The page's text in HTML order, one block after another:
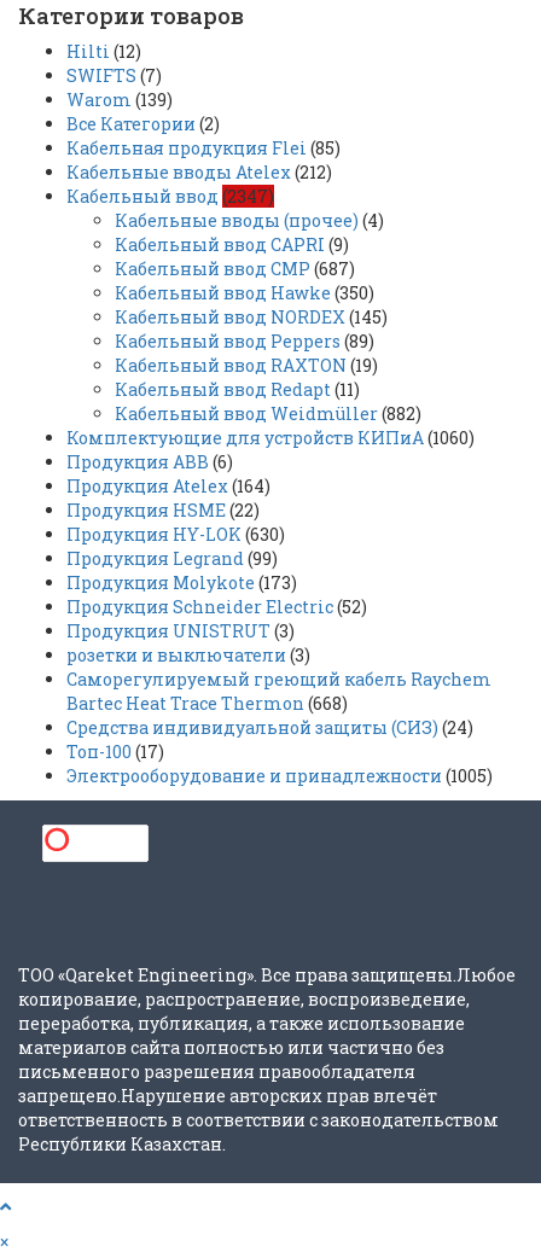
Категории товаров
Hilti (12)
SWIFTS (7)
Warom (139)
Все Категории (2)
Кабельная продукция Flei (85)
Кабельные вводы Atelex(212)
Кабельный ввод (2347)
Кабельные вводы (прочее) (4)
Кабельный ввод CAPRI (9)
Кабельный ввод CMP (687)
Кабельный ввод Hawke (350)
Кабельный ввод NORDEX(145)
Кабельный ввод Peppers (89)
Кабельный ввод RAXTON (19)
Кабельный ввод Redapt(11)
Кабельный ввод Weidmüller(882)
Комплектующие для устройств КИПиА(1060)
Продукция ABB (6)
Продукция Atelex(164)
Продукция HSME(22)
Продукция HY-LOK (630)
Продукция Legrand(99)
Продукция Molykote (173)
Продукция Schneider Electric(52)
Продукция UNISTRUT (3)
розетки и выключатели (3)
Саморегулируемый греющий кабель Raychem
Bartec Heat Trace Thermon (668)
Средства индивидуальной защиты (СИЗ) (24)
Топ-100 (17)
Электрооборудование и принадлежности (1005)
ТОО «Qareket Engineering». Все права защищены.Любое
копирование, распространение, воспроизведение,
переработка, публикация, а также использование
материалов сайта полностью или частично без
письменного разрешения правообладателя
запрещено.Нарушение авторских прав влечёт
ответственность в соответствии с законодательством
Республики Казахстан.
×